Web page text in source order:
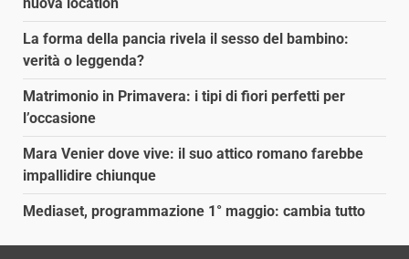
La forma della pancia rivela il sesso del bambino:
verità o leggenda?
Matrimonio in Primavera: i tipi di fiori perfetti per
l’occasione
Mara Venier dove vive: il suo attico romano farebbe
impallidire chiunque
Mediaset, programmazione 1° maggio: cambia tutto